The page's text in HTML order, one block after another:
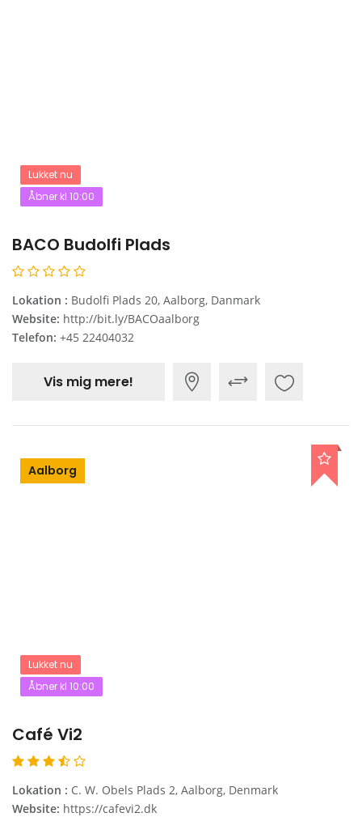
Lukket nu
Åbner kl 10:00
BACO Budolfi Plads
Lokation : Budolfi Plads 20, Aalborg, Danmark
Website: http://bit.ly/BACOaalborg
Telefon: +45 22404032
Vis mig mere!
Aalborg
Lukket nu
Åbner kl 10:00
Café Vi2
Lokation : C. W. Obels Plads 2, Aalborg, Denmark
Website: https://cafevi2.dk